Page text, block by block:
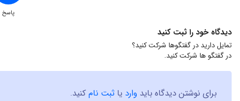
پاسخ
دیدگاه خود را ثبت کنید
تمایل دارید در گفتگوها شرکت کنید؟
در گفتگو ها شرکت کنید.
برای نوشتن دیدگاه باید وارد یا ثبت نامکنید.